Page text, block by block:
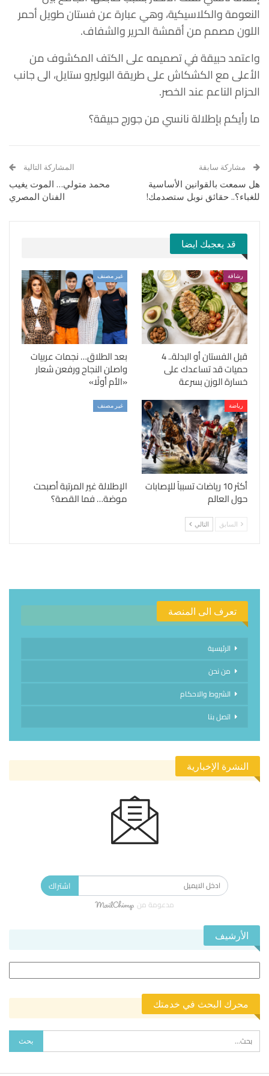
النعومة والكلاسيكية، وهي عبارة عن فستان طويل أحمر
اللون مصمم من أقمشة الحرير والشفاف.
واعتمد حبيقة في تصميمه على الكتف المكشوف من
الأعلى مع الكشكاش على طريقة البوليرو ستايل، الى جانب
الحزام الناعم عند الخصر.
ما رأيكم بإطلالة نانسي من جورج حبيقة؟
مشاركة سابقة
هل سمعت بالقوانين الأساسية
للغباء؟.. حقائق نوبل ستصدمك!
المشاركة التالية
محمد متولي… الموت يغيب
الفنان المصري
قد يعجبك ايضا
رشاقة
قبل الفستان أو البدلة.. 4
حميات قد تساعدك على
خسارة الوزن بسرعة
غير مصنف
بعد الطلاق… نجمات عربيات
واصلن النجاح ورفعن شعار
«الأم أولًا»
رياضة
أكثر 10 رياضات تسبباً للإصابات
حول العالم
غير مصنف
الإطلالة غير المرتبة أصبحت
موضة… فما القصة؟
السابق التالي
تعرف الى المنصة
الرئيسية
من نحن
الشروط والاحكام
اتصل بنا
النشرة الإخبارية
اشتراك
مدعومة من
الأرشيف
محرك البحث في خدمتك